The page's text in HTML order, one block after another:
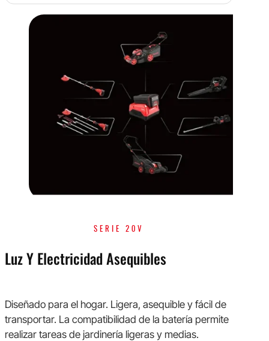
SERIE 20V
Luz Y Electricidad Asequibles
Diseñado para el hogar. Ligera, asequible y fácil de
transportar. La compatibilidad de la batería permite
realizar tareas de jardinería ligeras y medias.